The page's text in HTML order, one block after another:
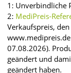
1: Unverbindliche
2: MediPreis-
Verkaufspreis,
07.08.2026).
geändert und
geändert haben.